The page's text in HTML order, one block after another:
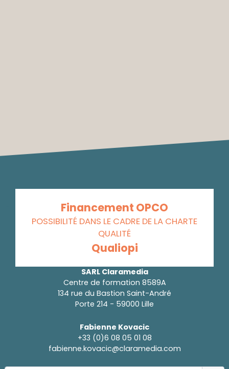
Financement OPCO
POSSIBILITÉ DANS LE CADRE DE LA CHARTE
QUALITÉ
Qualiopi
SARL Claramedia
Centre de formation 8589A
134 rue du Bastion Saint-André
Porte 214 - 59000 Lille
Fabienne Kovacic
+33 (0)6 08 05 01 08
fabienne.kovacic@claramedia.com